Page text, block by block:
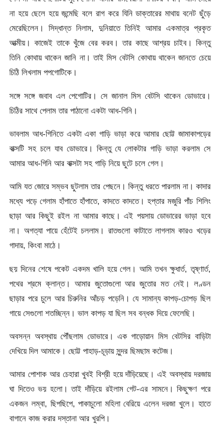
না হয়ে ছেলে হয়ে জন্মেছি বলে রাগ করে যিনি ডাক্তারের মাথায় বনেট ছুঁড়ে
মেরেছিলেন। সিদ্ধান্ত নিলাম, দুনিয়াতে তিনিই আমার একমাত্র প্রকৃত
আত্মীয়। কাজেই তাকে খুঁজে বের করব। তার কাছে আশ্রয় চাইব। কিন্তু
তিনি কোথায় থাকেন জানি না। তাই মিস বেটসি কোথায় থাকেন জানতে চেয়ে
চিঠি লিখলাম পপগোটিকে।
সঙ্গে সঙ্গে জবাব এল পেগোটির। সে জানাল মিস বেটসি থাকেন ডোভারে।
চিঠির সাথে পেলাম তার পাঠানো একটা আধ-গিনি।
ভাবলাম আধ-গিনিতে একটা একা গাড়ি ভাড়া করে আমার ছোট্ট জামাকাপড়ের
বাক্সটি সহ চলে যাব ডোভারে। কিন্তু যে লোকটার গাড়ি ভাড়া করলাম সে
আমার আধ-গিনি আর বাক্সটা সহ গাড়ি নিয়ে ছুটে চলে গেল।
আমি যত জোরে সম্ভব ছুটলাম তার পেছনে। কিন্তু ধরতে পারলাম না। কাদার
মধ্যে পড়ে গেলাম হাঁপাতে হাঁপাতে, কাদতে কাদতে। হপ্তার মজুরি পাঁচ শিলিং
ছাড়া আর কিছুই রইল না আমার কাছে। এই পয়সায় ডোভারের ভাড়া হবে
না। অগত্যা পায়ে হেঁটেই চললাম। রাতগুলো কাটাতে লাগলাম কারও খড়ের
গাদায়, কিংবা মাঠে।
ছয় দিনের শেষে পকেট একদম খালি হয়ে গেল। আমি তখন ক্ষুধার্ত, তৃষ্ণার্ত,
পথের শ্রমে ক্লান্ত। আমার জুতোগুলো আর জুতোর মত নেই। লণ্ডন
ছাড়ার পরে চুলে আর চিরুনির আঁচড় পড়েনি। যে সামান্য কাপড়-চোপড় ছিল
গায়ে সেগুলো শতচ্ছিন্ন। ভাল কাপড় যা ছিল সব বন্ধক দিয়ে ফেলেছি।
অবসন্ন অবস্থায় পৌঁছলাম ডোভারে। এক গাড়োয়ান মিস বেটসির বাড়িটা
দেখিয়ে দিল আমাকে। ছোট্ট পাহাড়-চূড়ায় সুন্দর ছিমছাম কটেজ।
আমার পোশাক আর চেহারা খুবই বিশ্রী হয়ে দাঁড়িয়েছে। এই অবস্থায় দরজায়
ঘা দিতেও ভয় হলো। তাই দাঁড়িয়ে রইলাম গেট-এর সামনে। কিছুক্ষণ পরে
একজন লম্বা, ছিপছিপে, পাকাচুলো মহিলা বেরিয়ে এলেন দরজা খুলে। হাতে
বাগানে কাজ করার দস্তানা আর খুরপি।